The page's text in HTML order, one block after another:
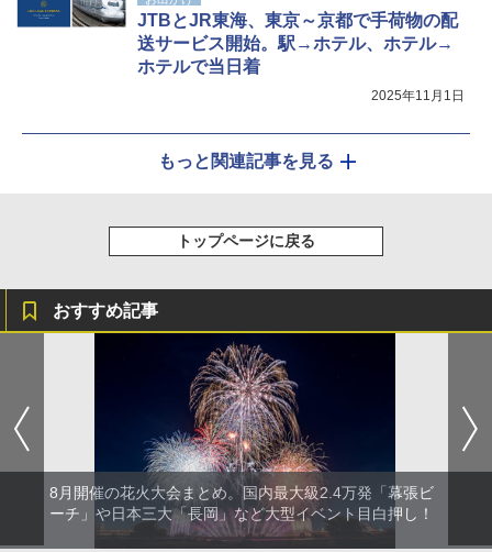
JTBとJR東海、東京～京都で手荷物の配
送サービス開始。駅→ホテル、ホテル→
ホテルで当日着
2025年11月1日
もっと関連記事を見る
トップページに戻る
おすすめ記事
8月開催の花火大会まとめ。国内最大級2.4万発「幕張ビ
ーチ」や日本三大「長岡」など大型イベント目白押し！